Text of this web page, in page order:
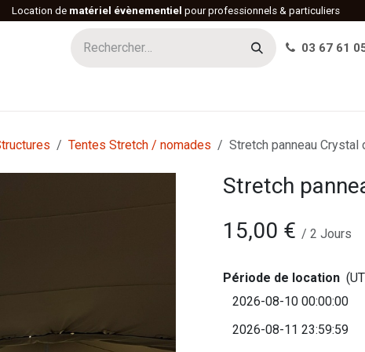
Location de matériel évènementiel pour professionnels & particuliers
03 67 61
Tentes Stretch / nomades Stretch panneau Crystal
Stretch
15,00 € / 2 Jours
Période de location